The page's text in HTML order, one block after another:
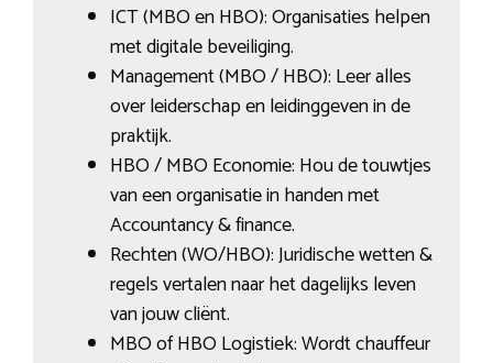
ICT (MBO en HBO): Organisaties helpen
met digitale beveiliging.
Management (MBO / HBO): Leer alles
over leiderschap en leidinggeven in de
praktijk.
HBO / MBO Economie: Hou de touwtjes
van een organisatie in handen met
Accountancy & finance.
Rechten (WO/HBO): Juridische wetten &
regels vertalen naar het dagelijks leven
van jouw cliënt.
MBO of HBO Logistiek: Wordt chauffeur